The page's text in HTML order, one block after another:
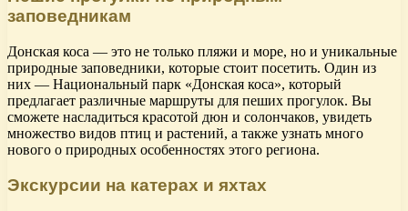
заповедникам
Донская коса — это не только пляжи и море, но и уникальные
природные заповедники, которые стоит посетить. Один из
них — Национальный парк «Донская коса», который
предлагает различные маршруты для пеших прогулок. Вы
сможете насладиться красотой дюн и солончаков, увидеть
множество видов птиц и растений, а также узнать много
нового о природных особенностях этого региона.
Экскурсии на катерах и яхтах